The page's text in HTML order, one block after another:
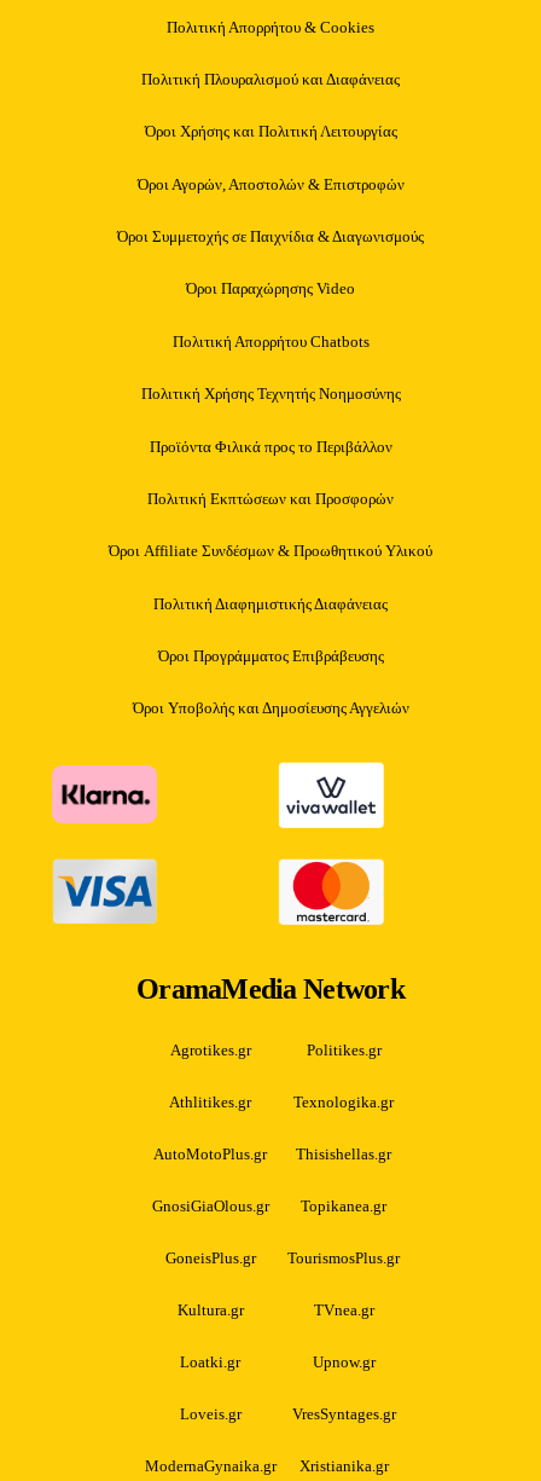
Πολιτική Απορρήτου & Cookies
Πολιτική Πλουραλισμού και Διαφάνειας
Όροι Χρήσης και Πολιτική Λειτουργίας
Όροι Αγορών, Αποστολών & Επιστροφών
Όροι Συμμετοχής σε Παιχνίδια & Διαγωνισμούς
Όροι Παραχώρησης Video
Πολιτική Απορρήτου Chatbots
Πολιτική Χρήσης Τεχνητής Νοημοσύνης
Προϊόντα Φιλικά προς το Περιβάλλον
Πολιτική Εκπτώσεων και Προσφορών
Όροι Affiliate Συνδέσμων & Προωθητικού Υλικού
Πολιτική Διαφημιστικής Διαφάνειας
Όροι Προγράμματος Επιβράβευσης
Όροι Υποβολής και Δημοσίευσης Αγγελιών
OramaMedia Network
Agrotikes.gr Politikes.gr
Athlitikes.gr Texnologika.gr
AutoMotoPlus.gr Thisishellas.gr
GnosiGiaOlous.gr Topikanea.gr
GoneisPlus.gr TourismosPlus.gr
Kultura.gr TVnea.gr
Loatki.gr Upnow.gr
Loveis.gr VresSyntages.gr
ModernaGynaika.gr Xristianika.gr